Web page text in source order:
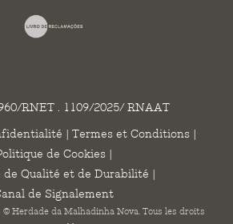
RNET . 1109/2025/ RNAAT
| Termes et Conditions|
de Cookies |
de Qualité et de Durabilité |
de Signalement
Herdade da Malhadinha Nova. Tous les droits